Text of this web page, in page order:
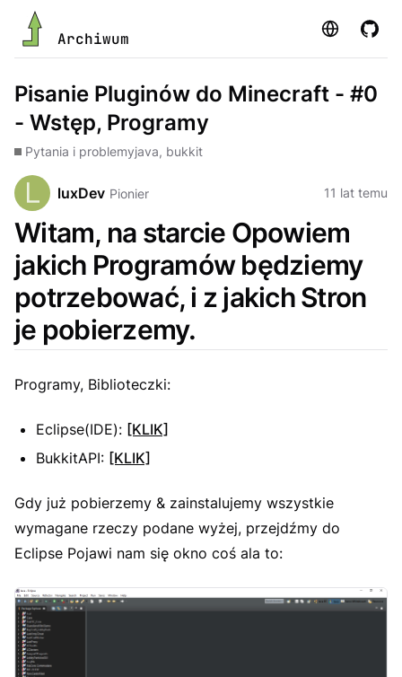
Archiwum Strona
Pisanie Pluginów do Minecraft - #0
- Wstęp, Programy
Pytania i problemyjava, bukkit
luxDev Pionier 11 lat temu
Witam, na starcie Opowiem
jakich Programów będziemy
potrzebować, i z jakich Stron
je pobierzemy.
Programy, Biblioteczki:
Eclipse(IDE): [KLIK]
BukkitAPI: [KLIK]
Gdy już pobierzemy & zainstalujemy wszystkie
wymagane rzeczy podane wyżej, przejdźmy do
Eclipse Pojawi nam się okno coś ala to: